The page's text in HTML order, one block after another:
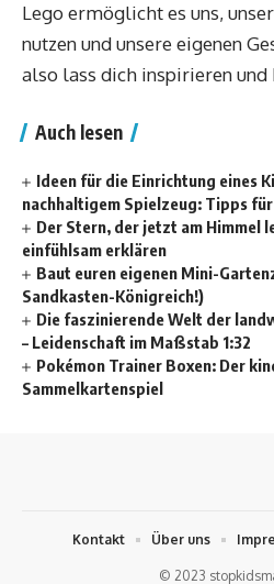
Lego ermöglicht es uns,
nutzen und unsere eigenen
also lass dich inspirieren und
Auch lesen
Ideen für die Einrichtung eines
nachhaltigem Spielzeug: Tipps
Der Stern, der jetzt am Himmel
einfühlsam erklären
Baut euren eigenen Mini-
Sandkasten-Königreich!)
Die faszinierende Welt der
– Leidenschaft im Maßstab 1:32
Pokémon Trainer Boxen: Der
Sammelkartenspiel
© 2023
Kontakt Über uns